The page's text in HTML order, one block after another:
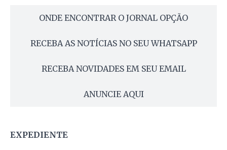
ONDE ENCONTRAR O JORNAL OPÇÃO
RECEBA AS NOTÍCIAS NO SEU WHATSAPP
RECEBA NOVIDADES EM SEU EMAIL
ANUNCIE AQUI
EXPEDIENTE